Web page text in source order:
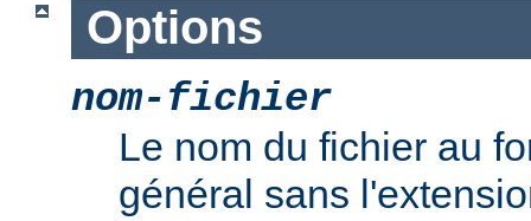
Options
nom-fichier
Le nom du fichier au
général sans